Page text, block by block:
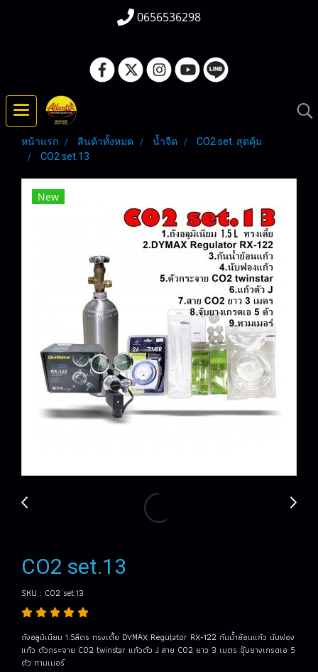
0656536298
หน้าแรก สินค้าทั้งหมด น้ำจืด
CO2 set. สุดคุ้ม
CO2 set.13
New
CO2 set.13
SKU : CO2 set.13
ถังอลูมิเนียม 1.5ลิตร ทรงเตี้ย DYMAX Regulator RX-122 กันน้ำย้อนแก้ว นับฟอง
แก้ว ตัวกระจาย CO2 twinstar แก้วตัว J สาย CO2 ยาว 3 เมตร จุ๊บยางเกรดเอ 5
ตัว ทามเมอร์